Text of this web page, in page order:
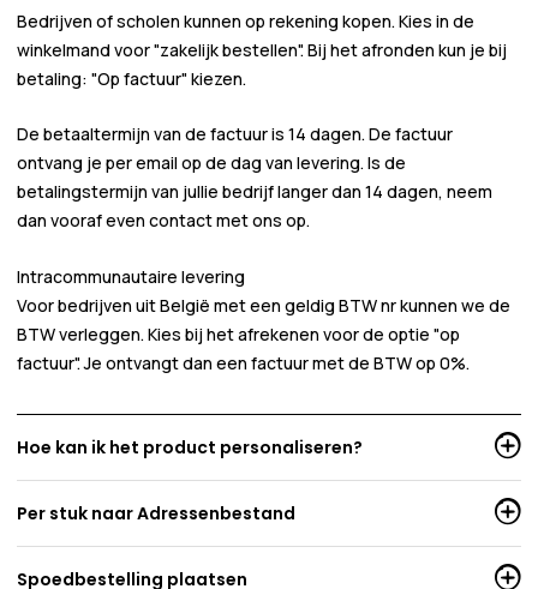
Bedrijven of scholen kunnen op rekening kopen. Kies in de
winkelmand voor"zakelijk bestellen". Bij het afronden kun je bij
betaling: "Op factuur" kiezen.
De betaaltermijn van de factuur is 14 dagen. De factuur
ontvang je per email op de dag van levering. Is de
betalingstermijn van jullie bedrijf langer dan 14 dagen, neem
dan vooraf even contact met ons op.
Intracommunautaire levering
Voor bedrijven uit België met een geldig BTW nr kunnen we de
BTW verleggen. Kies bij het afrekenen voor de optie "op
factuur". Je ontvangt dan een factuur met de BTW op 0%.
Hoe kan ik het product personaliseren?
Per stuk naar Adressenbestand
Spoedbestelling plaatsen